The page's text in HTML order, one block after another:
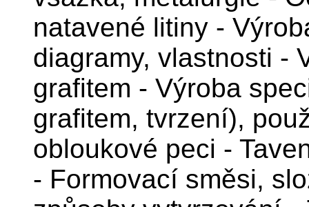
natavené litiny -
diagramy, vlastnosti -
grafitem - Výroba
grafitem, tvrzení),
obloukové peci -
- Formovací směsi,